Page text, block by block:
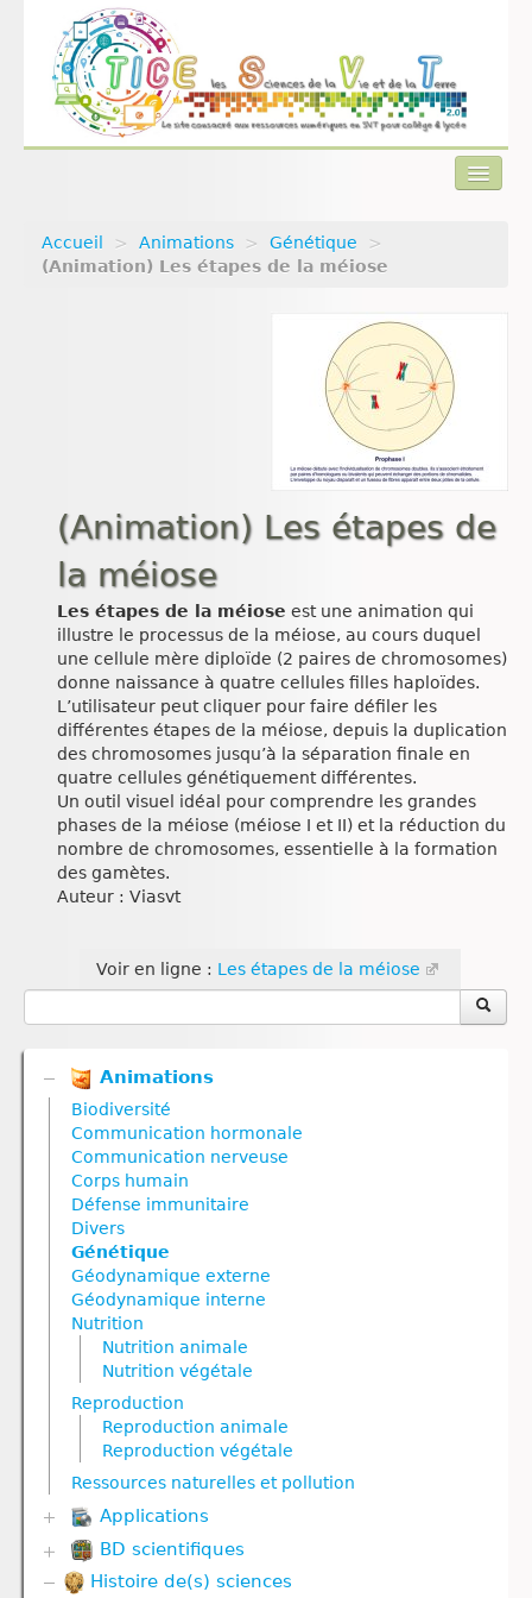
Actualités
Accueil > Animations > Génétique
>
(Animation) Les étapes de la méiose
(Animation) Les étapes de
la méiose
Les étapes de la méiose est une animation qui
illustre le processus de la méiose, au cours duquel
une cellule mère diploïde (2 paires de chromosomes)
donne naissance à quatre cellules filles haploïdes.
L’utilisateur peut cliquer pour faire défiler les
différentes étapes de la méiose, depuis la duplication
des chromosomes jusqu’à la séparation finale en
quatre cellules génétiquement différentes.
Un outil visuel idéal pour comprendre les grandes
phases de la méiose (méiose I et II) et la réduction du
nombre de chromosomes, essentielle à la formation
des gamètes.
Auteur : Viasvt
Voir en ligne : Les étapes de la méiose
Animations
Biodiversité
Communication hormonale
Communication nerveuse
Corps humain
Défense immunitaire
Divers
Génétique
Géodynamique externe
Géodynamique interne
Nutrition
Nutrition animale
Nutrition végétale
Reproduction
Reproduction animale
Reproduction végétale
Ressources naturelles et pollution
Applications
Biodiversité
Communication hormonale
BD scientifiques
Biodiversité
Histoire de(s) sciences